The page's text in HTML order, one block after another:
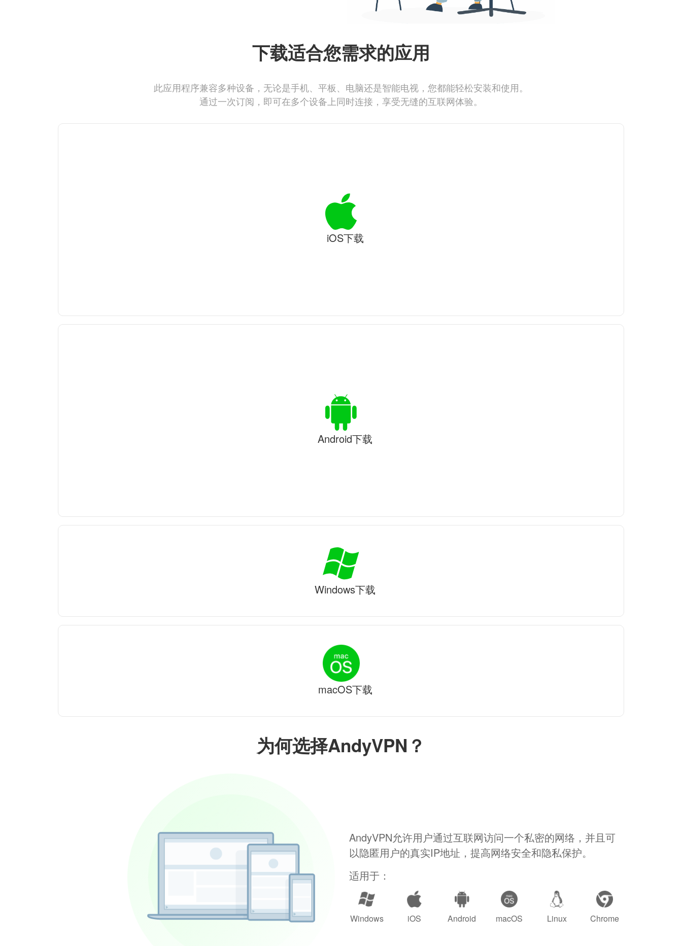
为何选择AndyVPN？
AndyVPN允许用户通过互联网访问一个私密的网络，并且可
以隐匿用户的真实IP地址，提高网络安全和隐私保护。
适用于：
Windows iOS Android macOS Linux Chrome
下载适合您需求的应用
此应用程序兼容多种设备，无论是手机、平板、电脑还是智能电视，您都能轻松安装和使用。
通过一次订阅，即可在多个设备上同时连接，享受无缝的互联网体验。
iOS下载
Android下载
Windows下载
macOS下载